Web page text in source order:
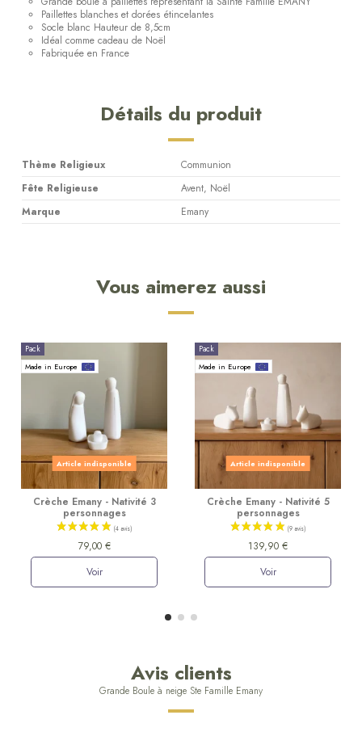
Paillettes blanches et dorées étincelantes
Socle blanc Hauteur de 8,5cm
Idéal comme cadeau de Noël
Fabriquée en France
Détails du produit
Thème Religieux
Communion
Fête Religieuse
Avent, Noël
Marque
Emany
Vous aimerez aussi
Pack
Made in Europe
Article indisponible
Crèche Emany - Nativité 3
personnages
79,00 €
Voir
Pack
Made in Europe
Article indisponible
Crèche Emany - Nativité 5
personnages
139,90 €
Voir
Avis clients
Grande Boule à neige Ste Famille Emany